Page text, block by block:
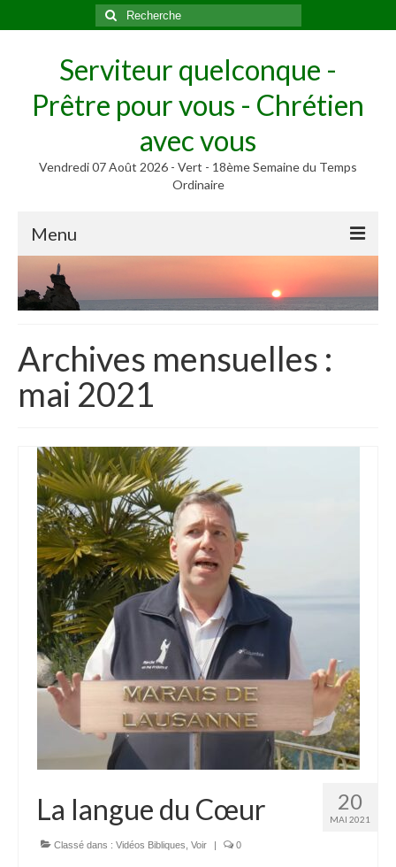
Rechercher
:
Serviteur quelconque -
Prêtre pour vous - Chrétien
avec vous
Vendredi 07 Août 2026 - Vert - 18ème Semaine du Temps
Ordinaire
Menu
Méditer
Homélies, Poèmes
Homélies
Homélies de Mariages
Homélies de Pèlerinages
Mon témoignage
Podcast
Lire
Articles, Chroniques
Livres
Grandir : rubrique Cliquer
Cath.ch
Echo Magazine – Trait Libre
Echo Magazine – Evangile
Voir
Films, Vidéos, Selfies
Archives mensuelles :
mai 2021
20
MAI 2021
La langue du Cœur
Classé dans : Vidéos Bibliques Voir | 0